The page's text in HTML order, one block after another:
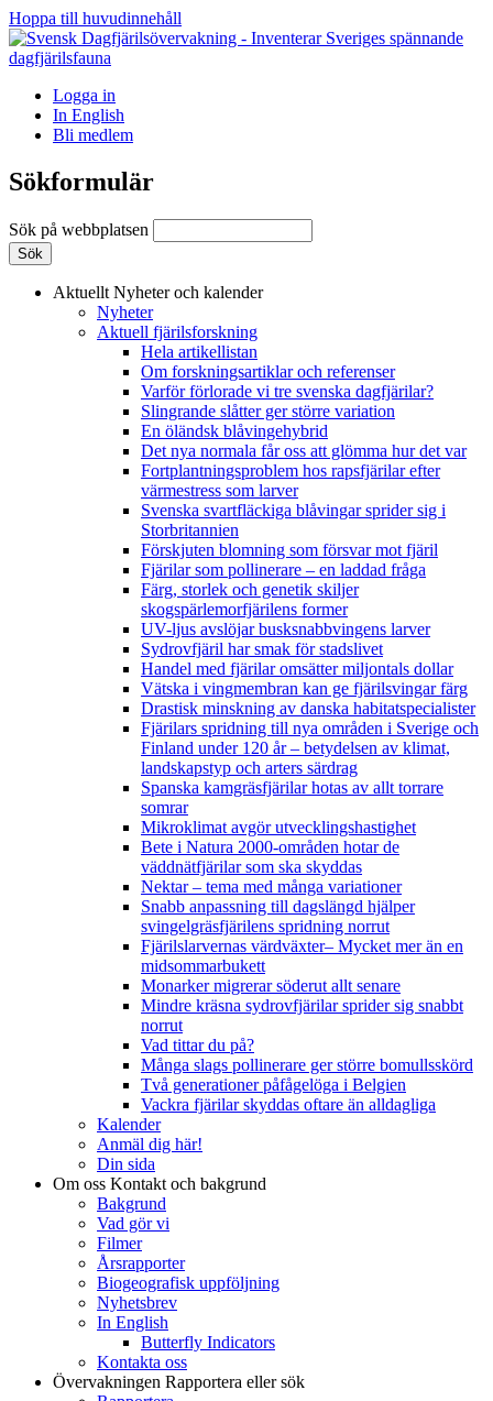
Hoppa till huvudinnehåll
Logga in
In English
Bli medlem
Sökformulär
Sök på webbplatsen
Aktuellt Nyheter och kalender
Nyheter
Aktuell fjärilsforskning
Hela artikellistan
Om forskningsartiklar och referenser
Varför förlorade vi tre svenska dagfjärilar?
Slingrande slåtter ger större variation
En öländsk blåvingehybrid
Det nya normala får oss att glömma hur det var
Fortplantningsproblem hos rapsfjärilar efter
värmestress som larver
Svenska svartfläckiga blåvingar sprider sig i
Storbritannien
Förskjuten blomning som försvar mot fjäril
Fjärilar som pollinerare – en laddad fråga
Färg, storlek och genetik skiljer
skogspärlemorfjärilens former
UV-ljus avslöjar busksnabbvingens larver
Sydrovfjäril har smak för stadslivet
Handel med fjärilar omsätter miljontals dollar
Vätska i vingmembran kan ge fjärilsvingar färg
Drastisk minskning av danska habitatspecialister
Fjärilars spridning till nya områden i Sverige och
Finland under 120 år– betydelsen av klimat,
landskapstyp och arters särdrag
Spanska kamgräsfjärilar hotas av allt torrare
somrar
Mikroklimat avgör utvecklingshastighet
Bete i Natura 2000-områden hotar de
väddnätfjärilar som ska skyddas
Nektar – tema med många variationer
Snabb anpassning till dagslängd hjälper
svingelgräsfjärilens spridning norrut
Fjärilslarvernas värdväxter– Mycket mer än en
midsommarbukett
Monarker migrerar söderut allt senare
Mindre kräsna sydrovfjärilar sprider sig snabbt
norrut
Vad tittar du på?
Många slags pollinerare ger större bomullsskörd
Två generationer påfågelöga i Belgien
Vackra fjärilar skyddas oftare än alldagliga
Kalender
Anmäl dig här!
Din sida
Om oss Kontakt och bakgrund
Bakgrund
Vad gör vi
Filmer
Årsrapporter
Biogeografisk uppföljning
Nyhetsbrev
In English
Butterfly Indicators
Kontakta oss
Övervakningen Rapportera eller sök